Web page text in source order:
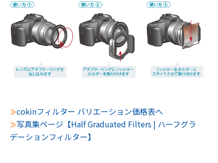
≫cokinフィルター バリエーション価格表へ
≫写真集ページ【Half Graduated Filters | ハーフグラ
デーションフィルター】